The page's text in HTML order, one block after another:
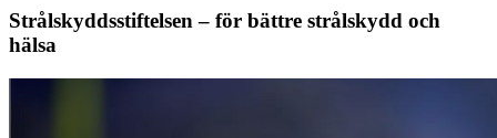
Strålskyddsstiftelsen – för bättre strålskydd och
hälsa